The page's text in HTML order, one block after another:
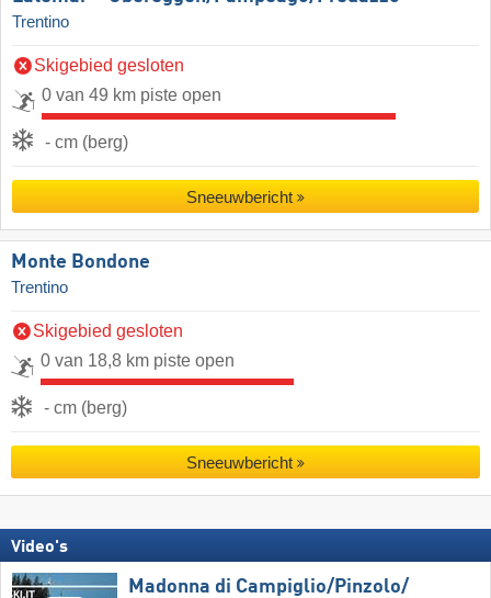
Trentino
Skigebied gesloten
0 van 49 km piste open
- cm (berg)
Sneeuwbericht
Monte Bondone
Trentino
Skigebied gesloten
0 van 18,8 km piste open
- cm (berg)
Sneeuwbericht
Video's
Madonna di Campiglio/​Pinzolo/​